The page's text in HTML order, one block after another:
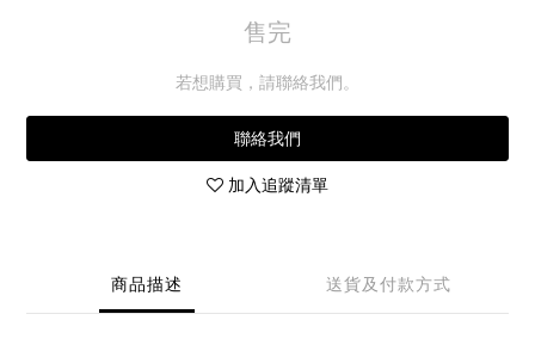
售完
若想購買，請聯絡我們。
聯絡我們
加入追蹤清單
商品描述 送貨及付款方式